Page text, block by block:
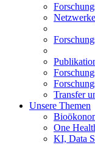
Netzwerke
Transfer
Unsere Themen
One
KI, Data